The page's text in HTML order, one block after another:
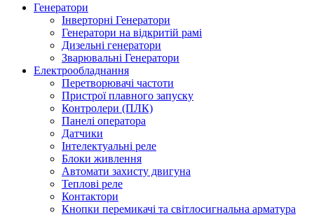
Генератори
Інверторні Генератори
Генератори на відкритій рамі
Дизельні генератори
Зварювальні Генератори
Електрообладнання
Перетворювачі частоти
Пристрої плавного запуску
Контролери (ПЛК)
Панелі оператора
Датчики
Інтелектуальні реле
Блоки живлення
Автомати захисту двигуна
Теплові реле
Контактори
Кнопки перемикачі та світлосигнальна арматура